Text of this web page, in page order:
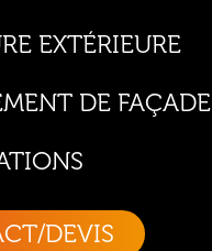
EXTÉRIEURE
DE FAÇADE
DEVIS